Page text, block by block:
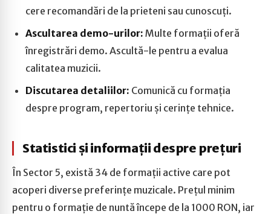
cere recomandări de la prieteni sau cunoscuți.
Ascultarea demo-urilor: Multe formații oferă
înregistrări demo. Ascultă-le pentru a evalua
calitatea muzicii.
Discutarea detaliilor: Comunică cu formația
despre program, repertoriu și cerințe tehnice.
Statistici și informații despre prețuri
În Sector 5, există 34 de formații active care pot
acoperi diverse preferințe muzicale. Prețul minim
pentru o formație de nuntă începe de la 1000 RON, iar